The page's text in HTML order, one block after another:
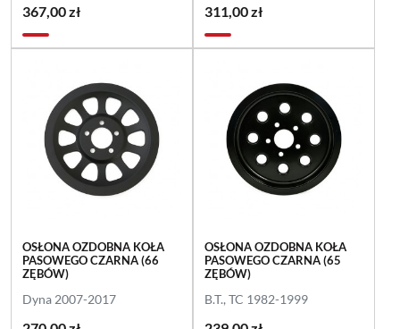
367,00 zł 311,00 zł
OSŁONA OZDOBNA KOŁA
PASOWEGO CZARNA (66
ZĘBÓW)
Dyna 2007-2017
OSŁONA OZDOBNA KOŁA
PASOWEGO CZARNA (65
ZĘBÓW)
B.T., TC 1982-1999